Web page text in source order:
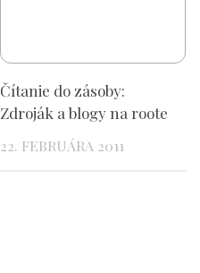
Čítanie do zásoby:
Zdroják a blogy na roote
22. FEBRUÁRA 2011